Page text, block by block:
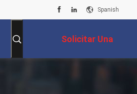
Spanish
Solicitar Una
Cotización